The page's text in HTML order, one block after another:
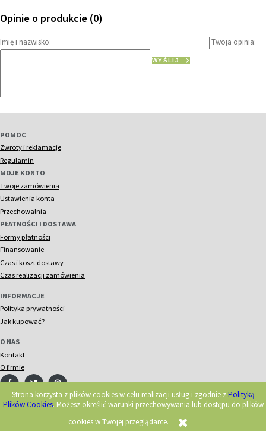
Strona korzysta z plików cookies w celu realizacji usług i zgodnie zPolityką
Plików Cookies. Możesz określić warunki przechowywania lub dostępu do plików
cookies w Twojej przeglądarce.
Opinie o produkcie (0)
Imię i nazwisko: Twoja opinia:
WYŚLIJ
POMOC
Zwroty i reklamacje
Regulamin
MOJE KONTO
Twoje zamówienia
Ustawienia konta
Przechowalnia
PŁATNOŚCI I DOSTAWA
Formy płatności
Finansowanie
Czas i koszt dostawy
Czas realizacji zamówienia
INFORMACJE
Polityka prywatności
Jak kupować?
O NAS
Kontakt
O firmie
© 2018 Acorn. Wszelkie prawa zastrzeżone.